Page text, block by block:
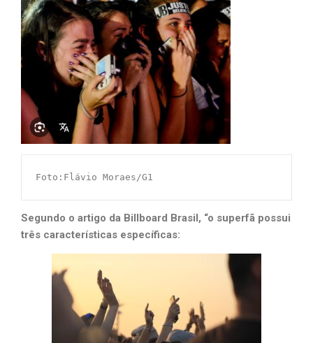
Foto:Flávio Moraes/G1
Segundo o artigo da Billboard Brasil, “o superfã possui
três características específicas: